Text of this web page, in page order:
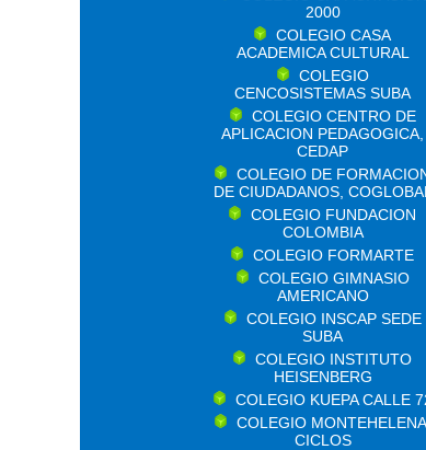
2000
COLEGIO CASA
ACADEMICA CULTURAL
COLEGIO
CENCOSISTEMAS SUBA
COLEGIO CENTRO DE
APLICACION PEDAGOGICA,
CEDAP
COLEGIO DE
DE CIUDADANOS, COGLOBAL
COLEGIO FUNDACION
COLOMBIA
COLEGIO FORMARTE
COLEGIO GIMNASIO
AMERICANO
COLEGIO INSCAP SEDE
SUBA
COLEGIO INSTITUTO
HEISENBERG
COLEGIO KUEPA CALLE
COLEGIO MONTEHELENA,
CICLOS